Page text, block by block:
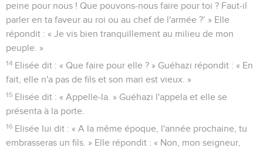
peine pour nous ! Que pouvons-nous faire pour toi ? Faut-il
parler en ta faveur au roi ou au chef de l'armée ?’ » Elle
répondit : « Je vis bien tranquillement au milieu de mon
peuple. »
14 Elisée dit : « Que faire pour elle ? » Guéhazi répondit : « En
fait, elle n'a pas de fils et son mari est vieux. »
15 Elisée dit : « Appelle-la. » Guéhazi l'appela et elle se
présenta à la porte.
16 Elisée lui dit : « A la même époque, l'année prochaine, tu
embrasseras un fils. » Elle répondit : « Non, mon seigneur,